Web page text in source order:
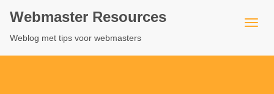
Webmaster Resources
Weblog met tips voor webmasters